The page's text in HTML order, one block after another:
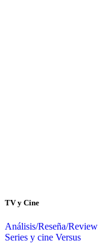
TV y Cine
Análisis/Reseña/Review
Series y cine Versus